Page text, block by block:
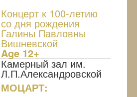
Концерт к 100-летию
со дня рождения
Галины Павловны
Вишневской
Age 12+
Камерный зал им.
Л.П.Александровской
МОЦАРТ: